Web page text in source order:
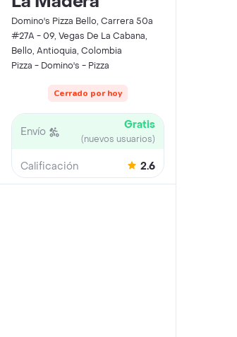
Domino's Pizza Bello, Carrera 50a
#27A - 09, Vegas De La Cabana,
Bello, Antioquia, Colombia
Pizza - Domino's - Pizza
Cerrado por hoy
Envío Gratis
(nuevos usuarios)
Calificación 2.6